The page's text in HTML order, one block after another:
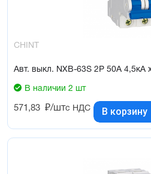
CHINT
Авт. выкл. NXB-63S 2P 50А 4,5кА
В наличии 2 шт
571,83 ₽/штс НДС В корзину